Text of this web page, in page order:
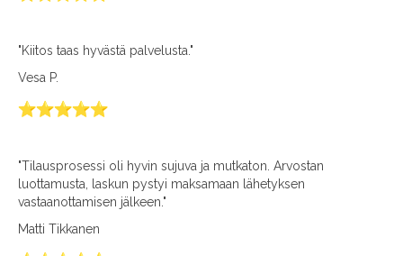
"Kiitos taas hyvästä palvelusta."
Vesa P.
"Tilausprosessi oli hyvin sujuva ja mutkaton. Arvostan
luottamusta, laskun pystyi maksamaan lähetyksen
vastaanottamisen jälkeen."
Matti Tikkanen